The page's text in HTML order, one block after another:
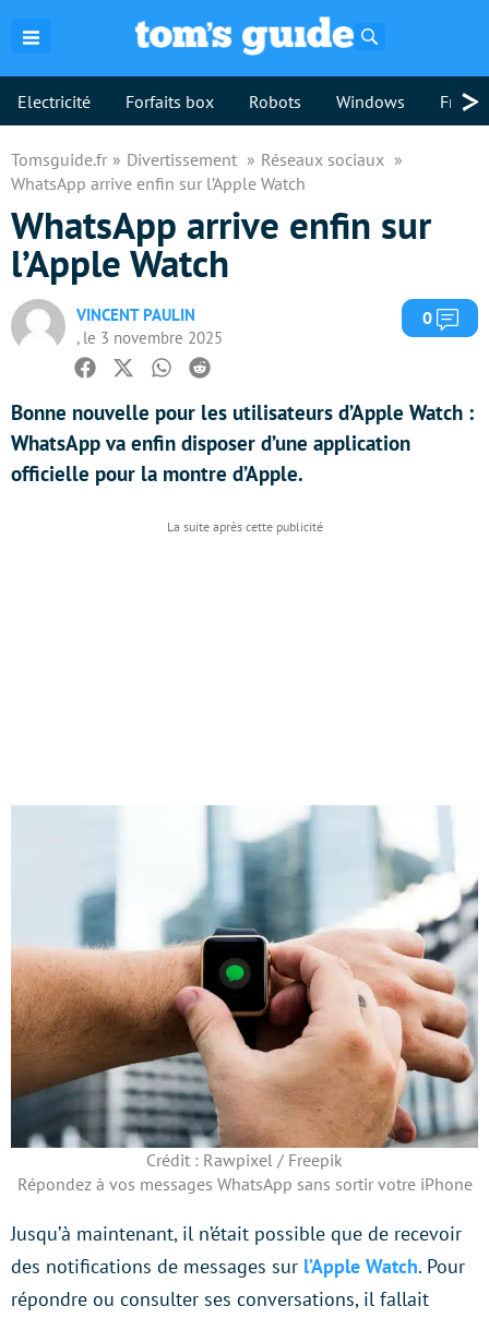
Electricité Forfaits box Robots Windows >
Tomsguide.fr Divertissement
Réseaux sociaux
WhatsApp arrive enfin sur l’Apple Watch
WhatsApp arrive enfin sur
l’Apple Watch
VINCENT PAULIN
, le 3 novembre 2025
0
Facebook
TwitterWhatsapp
Reddit
Bonne nouvelle pour les utilisateurs d’Apple Watch :
WhatsApp va enfin disposer d’une application
officielle pour la montre d’Apple.
Crédit : Rawpixel / Freepik
Répondez à vos messages WhatsApp sans sortir votre iPhone
Jusqu’à maintenant, il n’était possible que de recevoir
des notifications de messages sur l’Apple Watch. Pour
répondre ou consulter ses conversations, il fallait